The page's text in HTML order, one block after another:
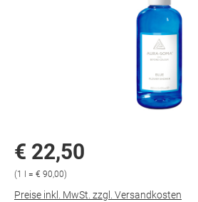
€ 22,50
(1 l = € 90,00)
Preise inkl. MwSt. zzgl. Versandkosten